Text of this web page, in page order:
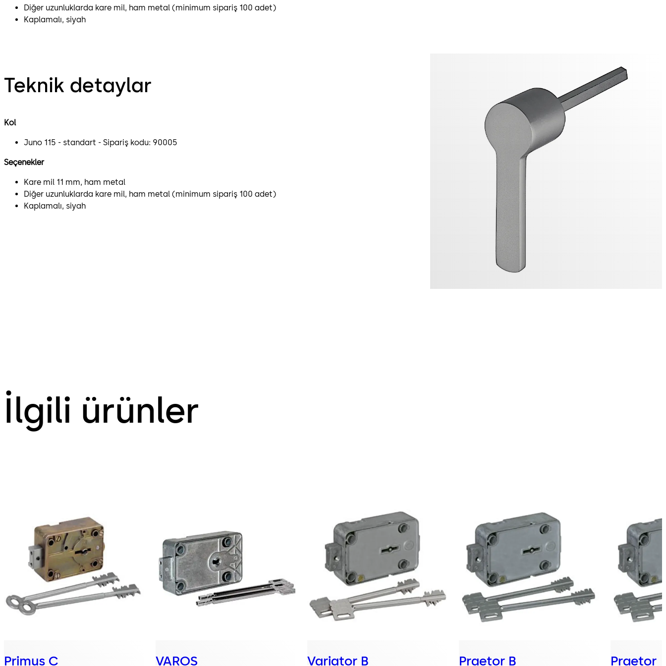
Diğer uzunluklarda kare mil, ham metal (minimum sipariş 100 adet)
Kaplamalı, siyah
Teknik detaylar
Kol
Juno 115 - standart - Sipariş kodu: 90005
Seçenekler
Kare mil 11 mm, ham metal
Diğer uzunluklarda kare mil, ham metal (minimum sipariş 100 adet)
Kaplamalı, siyah
İlgili ürünler
Primus C VAROS Variator B Praetor B Praetor